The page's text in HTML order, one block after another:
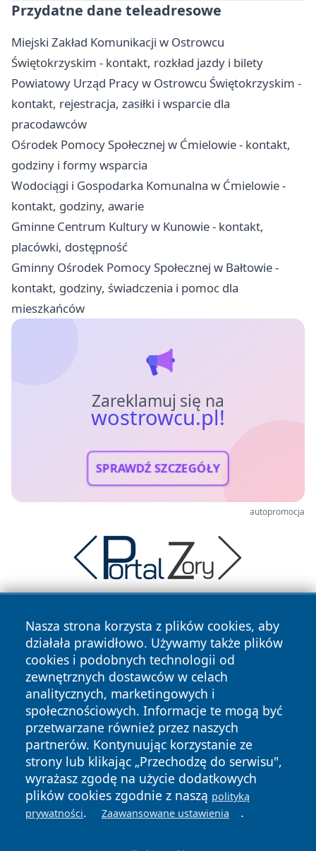
Przydatne dane teleadresowe
Miejski Zakład Komunikacji w Ostrowcu
Świętokrzyskim - kontakt, rozkład jazdy i bilety
Powiatowy Urząd Pracy w Ostrowcu Świętokrzyskim -
kontakt, rejestracja, zasiłki i wsparcie dla
pracodawców
Ośrodek Pomocy Społecznej w Ćmielowie - kontakt,
godziny i formy wsparcia
Wodociągi i Gospodarka Komunalna w Ćmielowie -
kontakt, godziny, awarie
Gminne Centrum Kultury w Kunowie - kontakt,
placówki, dostępność
Gminny Ośrodek Pomocy Społecznej w Bałtowie -
kontakt, godziny, świadczenia i pomoc dla
mieszkańców
Zareklamuj się na
wostrowcu.pl!
SPRAWDŹ SZCZEGÓŁY
autopromocja
Nasza strona korzysta z plików cookies, aby
działała prawidłowo. Używamy także plików
cookies i podobnych technologii od
zewnętrznych dostawców w celach
analitycznych, marketingowych i
społecznościowych. Informacje te mogą być
przetwarzane również przez naszych
partnerów. Kontynuując korzystanie ze
strony lub klikając „Przechodzę do serwisu",
wyrażasz zgodę na użycie dodatkowych
plików cookies zgodnie z naszą polityką
prywatności. Zaawansowane ustawienia .
Copyright © 2026 wostrowcu.pl Wszystkie prawa zastrzeżone.
News Autorzy
Polityka
Prywatności
Polityka
Cookies